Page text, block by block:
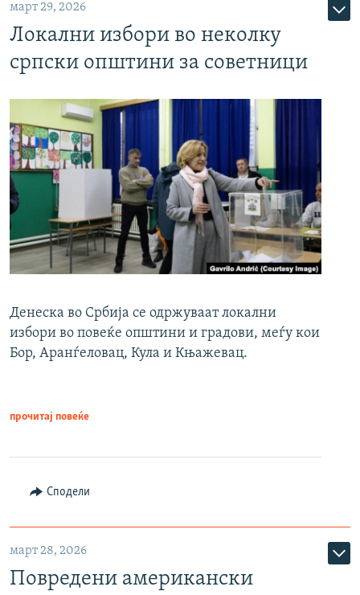
март 29, 2026
Локални избори во неколку
српски општини за советници
Денеска во Србија се одржуваат локални
избори во повеќе општини и градови, меѓу кои
Бор, Аранѓеловац, Кула и Књажевац.
прочитај повеќе
Сподели
март 28, 2026
Повредени американски